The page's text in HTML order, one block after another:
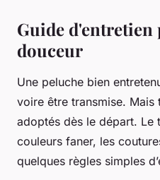
Guide d'entretien
douceur
Une peluche bien
voire être transmise.
adoptés dès le départ. Le
couleurs faner, les
quelques règles simples